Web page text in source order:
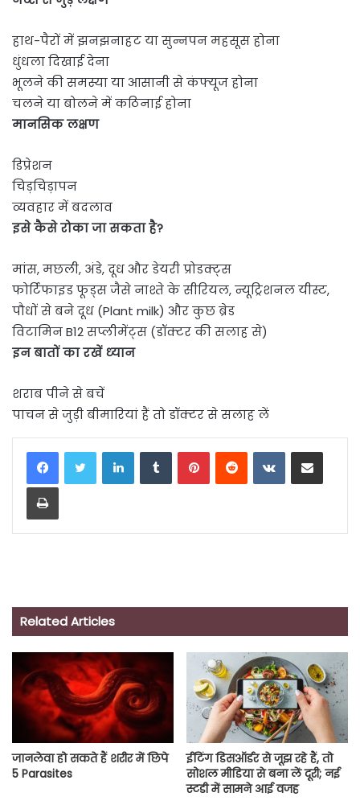
हाथ-पैरों में झनझनाहट या सुन्नपन महसूस होना
धुंधला दिखाई देना
भूलने की समस्या या आसानी से कंफ्यूज होना
चलने या बोलने में कठिनाई होना
मानसिक लक्षण
डिप्रेशन
चिड़चिड़ापन
व्यवहार में बदलाव
इसे कैसे रोका जा सकता है?
मांस, मछली, अंडे, दूध और डेयरी प्रोडक्ट्स
फोर्टिफाइड फूड्स जैसे नाश्ते के सीरियल, न्यूट्रिशनल यीस्ट,
पौधों से बने दूध (Plant milk) और कुछ ब्रेड
विटामिन B12 सप्लीमेंट्स (डॉक्टर की सलाह से)
इन बातों का रखें ध्‍यान
शराब पीने से बचें
पाचन से जुड़ी बीमारियां हैं तो डॉक्टर से सलाह लें
LinkedInTumblrPinterestReddit VKontakteShare via Email
Print
Related Articles
जानलेवा हो सकते हैं शरीर में छिपे
5 Parasites
ईटिंग डिसऑर्डर से जूझ रहे हैं, तो
सोशल मीडिया से बना लें दूरी; नई
स्टडी में सामने आई वजह